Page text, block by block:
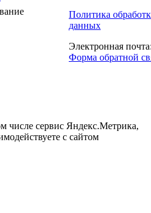
Политика
данных
Электронная
Форма обратной
числе сервис Яндекс.Метрика,
с сайтом